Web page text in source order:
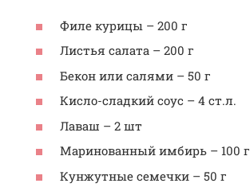
Филе курицы – 200 г
Листья салата – 200 г
Бекон или салями – 50 г
Кисло-сладкий соус – 4 ст.л.
Лаваш – 2 шт
Маринованный имбирь – 100 г
Кунжутные семечки – 50 г